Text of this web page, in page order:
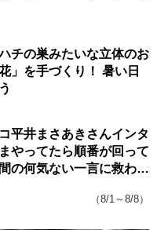
チの巣みたいな立体のお
」を手づくり！ 暑い日
平井まさあきさんインタ
やってたら順番が回って
の何気ない一言に救われ
（8/1～8/8）